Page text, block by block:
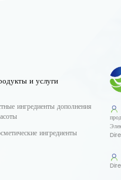
и услуги
ингредиенты дополнения
ингредиенты